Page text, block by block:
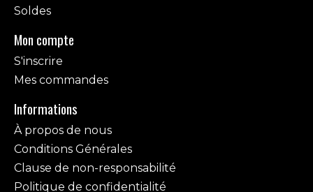
Soldes
Mon compte
S'inscrire
Mes commandes
Informations
À propos de nous
Conditions Générales
Clause de non-responsabilité
Politique de confidentialité